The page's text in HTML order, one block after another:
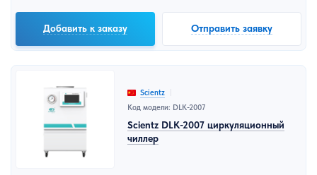
Добавить к заказу Отправить заявку
Scientz
Код модели: DLK-2007
Scientz DLK-2007 циркуляционный
чиллер